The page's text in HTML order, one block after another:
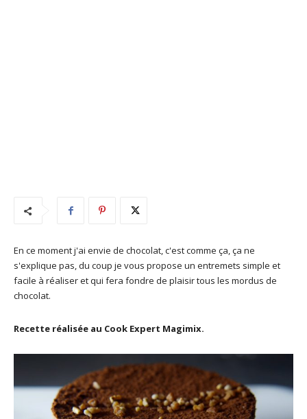
En ce moment j'ai envie de chocolat, c'est comme ça, ça ne
s'explique pas, du coup je vous propose un entremets simple et
facile à réaliser et qui fera fondre de plaisir tous les mordus de
chocolat.
Recette réalisée au Cook Expert Magimix.